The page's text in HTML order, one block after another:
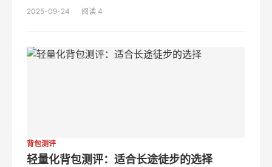
2025-09-24 阅读 4
背包测评
轻量化背包测评：适合长途徒步的选择